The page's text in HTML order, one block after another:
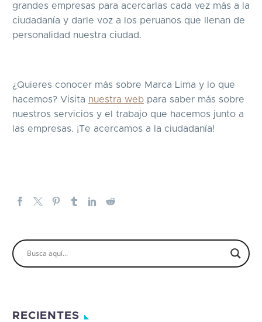
grandes empresas para acercarlas cada vez más a la
ciudadanía y darle voz a los peruanos que llenan de
personalidad nuestra ciudad.
¿Quieres conocer más sobre Marca Lima y lo que
hacemos? Visita nuestra web para saber más sobre
nuestros servicios y el trabajo que hacemos junto a
las empresas. ¡Te acercamos a la ciudadanía!
RECIENTES